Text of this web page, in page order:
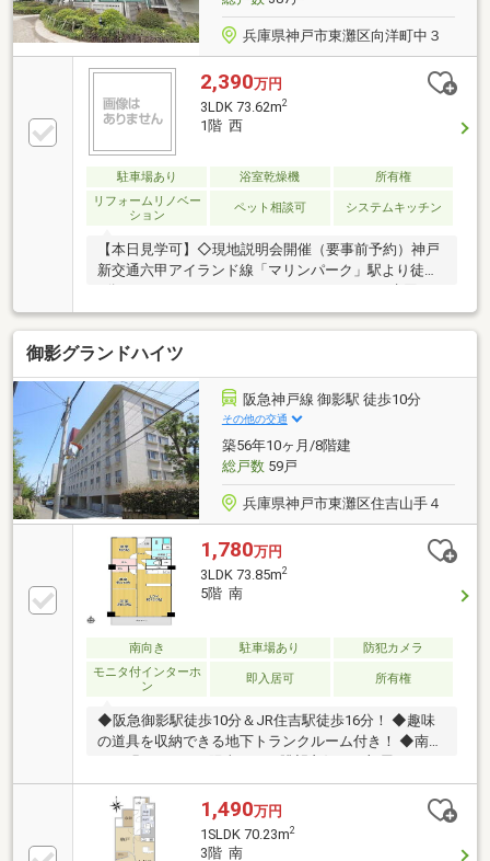
兵庫県神戸市東灘区向洋町中３
2,390万円
3LDK 73.62m2
1階 西
駐車場あり 浴室乾燥機
所有権
リフォームリノベー
ション
ペット相談可 システムキッチン
【本日見学可】◇現地説明会開催（要事前予約）神戸
新交通六甲アイランド線「マリンパーク」駅より徒歩
9分。システムキッチンやユニットバスなどの水回り
設備すべて新品で、快適にお住まいいただけます♪
御影グランドハイツ
阪急神戸線 御影駅 徒歩10分
その他の交通
築56年10ヶ月/8階建
総戸数59戸
兵庫県神戸市東灘区住吉山手４
1,780万円
3LDK 73.85m2
5階 南
南向き 駐車場あり
防犯カメラ
モニタ付インターホ
ン
即入居可 所有権
◆阪急御影駅徒歩10分＆JR住吉駅徒歩16分！ ◆趣味
の道具を収納できる地下トランクルーム付き！ ◆南向
きの明るいLDK！陽当たり・眺望良好なお部屋です♪
◆一人一部屋使える部屋数豊富な3LDK！
1,490万円
1SLDK 70.23m2
3階 南